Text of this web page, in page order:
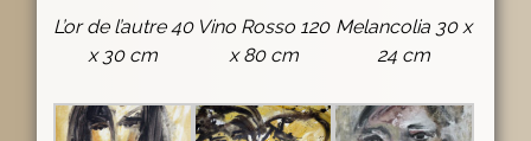
L’or de l’autre 40
x 30 cm
Vino Rosso 120
x 80 cm
Melancolia 30 x
24 cm